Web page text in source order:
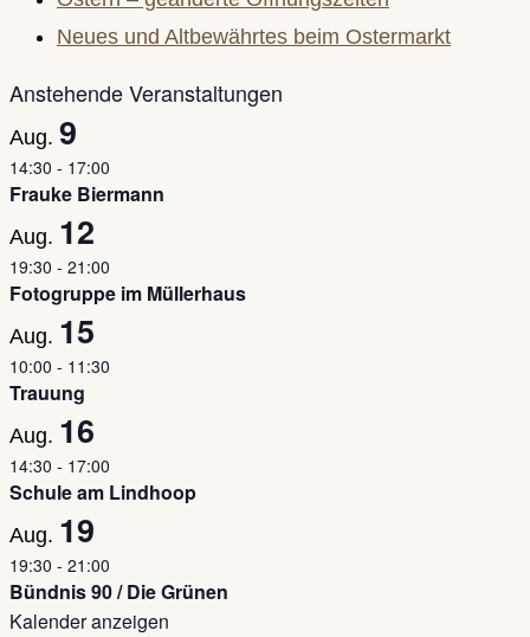
Neues und Altbewährtes beim Ostermarkt
Anstehende Veranstaltungen
Aug. 9
14:30 - 17:00
Frauke Biermann
Aug. 12
19:30 - 21:00
Fotogruppe im Müllerhaus
Aug. 15
10:00 - 11:30
Trauung
Aug. 16
14:30 - 17:00
Schule am Lindhoop
Aug. 19
19:30 - 21:00
Bündnis 90 / Die Grünen
Kalender anzeigen